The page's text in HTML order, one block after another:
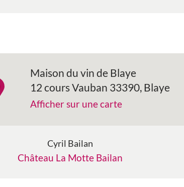
Maison du vin de Blaye
12 cours Vauban 33390, Blaye
Afficher sur une carte
Cyril Bailan
Château La Motte Bailan